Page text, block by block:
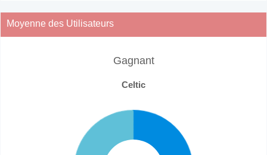
Moyenne des Utilisateurs
Gagnant
Celtic